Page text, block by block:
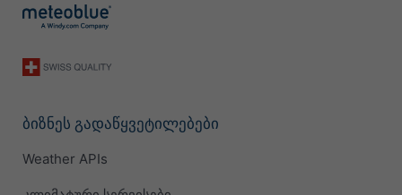
ბიზნეს გადაწყვეტილებები
Weather APIs